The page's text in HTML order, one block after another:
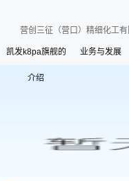
营创三征（营口）精细化工
凯发k8pa旗舰的
介绍
业务与发展